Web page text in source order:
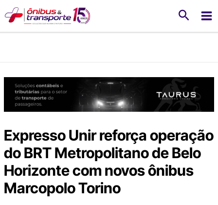
para
Expresso Unir reforça operação
do BRT Metropolitano de Belo
Horizonte com novos ônibus
Marcopolo Torino